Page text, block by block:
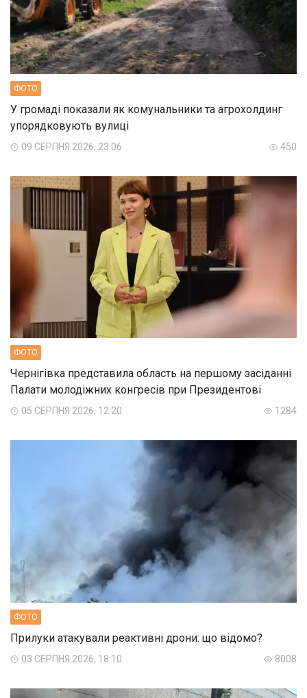
ФОТО
У громаді показали як комунальники та агрохолдинг
упорядковують вулиці
09 СЕРПНЯ 2026, 23:06 450
ФОТО
Чернігівка представила область на першому засіданні
Палати молодіжних конгресів при Президентові
05 СЕРПНЯ 2026, 12:20 1284
ФОТО
Прилуки атакували реактивні дрони: що відомо?
03 СЕРПНЯ 2026, 18:10 8008